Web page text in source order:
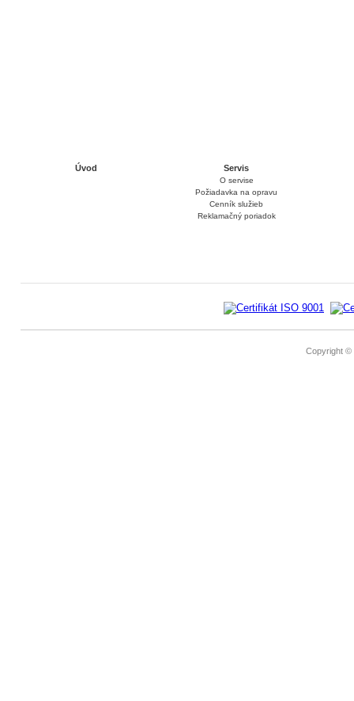
Úvod Servis
O servise
Požiadavka na opravu
Cenník služieb
Reklamačný poriadok
Copyright ©